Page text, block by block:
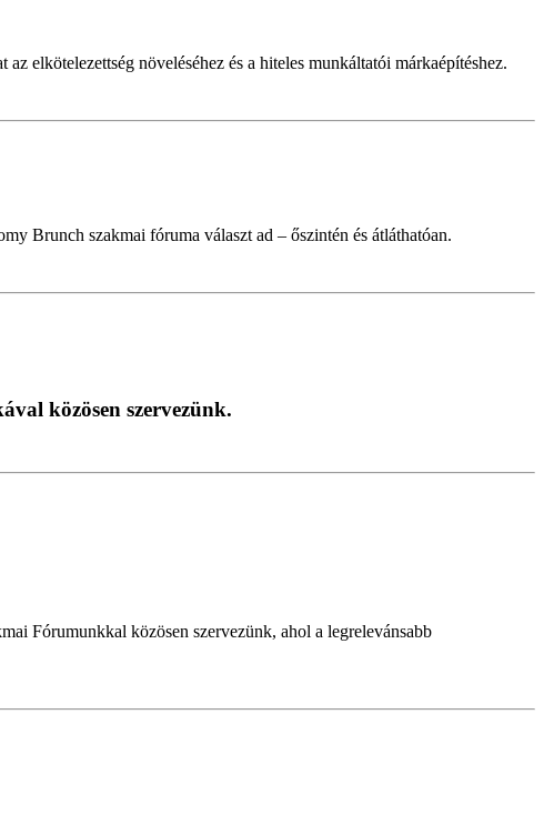
elkötelezettség növeléséhez és a hiteles munkáltatói márkaépítéshez.
Brunch szakmai fóruma választ ad – őszintén és átláthatóan.
közösen szervezünk.
Fórumunkkal közösen szervezünk, ahol a legrelevánsabb